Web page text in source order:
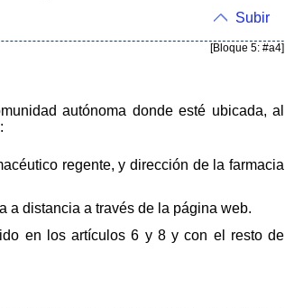
Subir
[Bloque 5: #a4]
autónoma donde esté ubicada, al
regente, y dirección de la farmacia
a distancia a través de la página web.
en los artículos 6 y 8 y con el resto de